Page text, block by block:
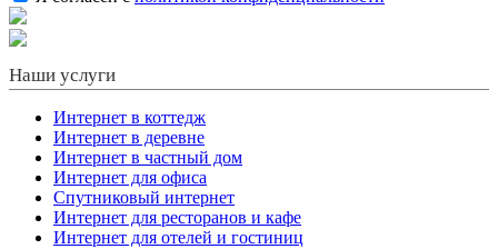
Наши услуги
Интернет в коттедж
Интернет в деревне
Интернет в частный дом
Интернет для офиса
Спутниковый интернет
Интернет для ресторанов и кафе
Интернет для отелей и гостиниц